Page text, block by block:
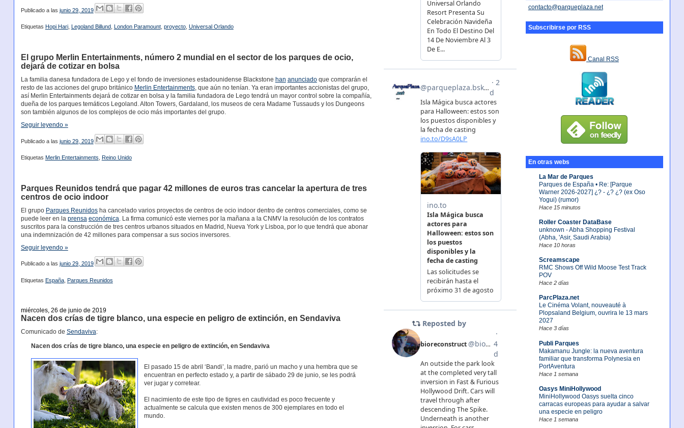
contacto@parqueplaza.net
Subscribirse por RSS
Canal RSS
En otras webs
La Mar de Parques
Parques de España • Re: [Parque
Warner 2026-2027] ¿? - ¿? ¿? (ex Oso
Yogui) (rumor)
Hace 15 minutos
Roller Coaster DataBase
unknown - Abha Shopping Festival
(Abha, 'Asir, Saudi Arabia)
Hace 10 horas
Screamscape
RMC Shows Off Wild Moose Test Track
POV
Hace 2 días
ParcPlaza.net
Le Cinéma Volant, nouveauté à
Plopsaland Belgium, ouvrira le 13 mars
2027
Hace 3 días
Publi Parques
Makamanu Jungle: la nueva aventura
familiar que transforma Polynesia en
PortAventura
Hace 1 semana
Oasys MiniHollywood
MiniHollywood Oasys suelta cinco
carracas europeas para ayudar a salvar
una especie en peligro
Hace 1 semana
Publicado a las junio 29, 2019
Etiquetas Hopi Hari, Legoland Billund, London Paramount, proyecto, Universal Orlando
El grupo Merlin Entertainments, número 2 mundial en el sector de los parques de ocio,
dejará de cotizar en bolsa
La familia danesa fundadora de Lego y el fondo de inversiones estadounidense Blackstone han anunciadoque comprarán el
resto de las acciones del grupo británico Merlin Entertainments, que aún no tenían. Ya eran importantes accionistas del grupo,
así Merlin Entertainments dejará de cotizar en bolsa y la familia fundadora de Lego tendrá un mayor control sobre la compañía,
dueña de los parques temáticos Legoland. Alton Towers, Gardaland, los museos de cera Madame Tussauds y los Dungeons
son también algunos de los complejos de ocio más importantes del grupo.
Seguir leyendo »
Publicado a las junio 29, 2019
Etiquetas Merlin Entertainments Reino Unido
Parques Reunidos tendrá que pagar 42 millones de euros tras cancelar la apertura de tres
centros de ocio indoor
El grupo Parques Reunidosha cancelado varios proyectos de centros de ocio indoor dentro de centros comerciales, como se
puede leer en la prensa económica . La firma comunicó este viernes por la mañana a la CNMV la resolución de los contratos
suscritos para la construcción de tres centros urbanos situados en Madrid, Nueva York y Lisboa, por lo que tendrá que abonar
una indemnización de 42 millones para compensar a sus socios inversores.
Seguir leyendo »
Publicado a las junio 29, 2019
Etiquetas España, Parques Reunidos
miércoles, 26 de junio de 2019
Nacen dos crías de tigre blanco, una especie en peligro de extinción, en Sendaviva
Comunicado de Sendaviva:
Nacen dos crías de tigre blanco, una especie en peligro de extinción, en Sendaviva
El pasado 15 de abril ‘Bandi’, la madre, parió un macho y una hembra que se
encuentran en perfecto estado y, a partir de sábado 29 de junio, se les podrá
ver jugar y corretear.
El nacimiento de este tipo de tigres en cautividad es poco frecuente y
actualmente se calcula que existen menos de 300 ejemplares en todo el
mundo.